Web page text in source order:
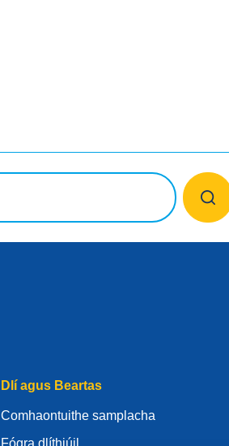
Dlí agus Beartas
Comhaontuithe samplacha
Fógra dlíthiúil